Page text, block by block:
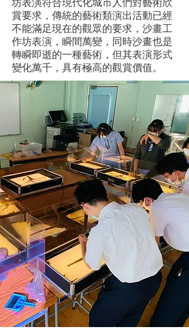
坊表演符合現代化城市人們對藝術欣
賞要求，傳統的藝術類演出活動已經
不能滿足現在的觀眾的要求， 沙畫工
作坊表演，瞬間萬變，同時沙畫也是
轉瞬即逝的一種藝術，但其表演形式
變化萬千，具有極高的觀賞價值。